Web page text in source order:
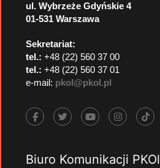
ul. Wybrzeże Gdyńskie 4
01-531 Warszawa
Sekretariat:
tel.: +48 (22) 560 37 00
tel.: +48 (22) 560 37 01
e-mail: pkol@pkol.pl
Biuro Komunikacji PKOl